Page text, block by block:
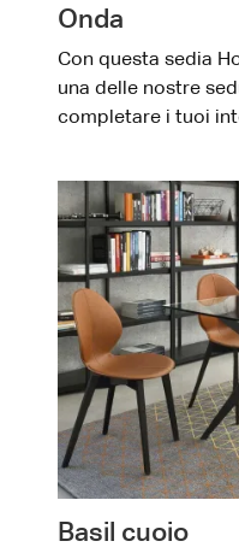
Onda
Con questa sedia
una delle nostre
completare i tuoi
Basil cuoio